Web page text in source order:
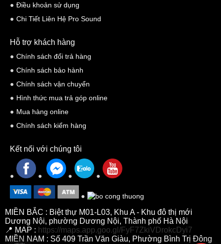
Điều khoản sử dụng
Chi Tiết Liên Hệ Pro Sound
Hỗ trợ khách hàng
Chính sách đổi trả hàng
Chính sách bảo hành
Chính sách vận chuyển
Hình thức mua trả góp online
Mua hàng online
Chính sách kiểm hàng
Kết nối với chúng tôi
MIỀN BẮC : Biệt thự M01-L03, Khu A - Khu đô thị mới
Dương Nội, phường Dương Nội, Thành phố Hà Nội
📍 MAP : https://maps.app.goo.gl/FyF7ZkiVDrokcDyi7
MIỀN NAM : Số 409 Trần Văn Giàu, Phường Bình Trị Đông